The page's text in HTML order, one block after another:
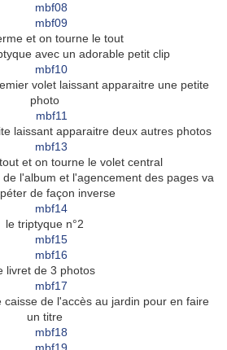
et on tourne le tout
avec un adorable petit clip
volet laissant apparaitre une petite
photo
laissant apparaitre deux autres photos
et on tourne le volet central
l'album et l'agencement des pages va
de façon inverse
le triptyque n°2
livret de 3 photos
caisse de l'accès au jardin pour en faire
un titre